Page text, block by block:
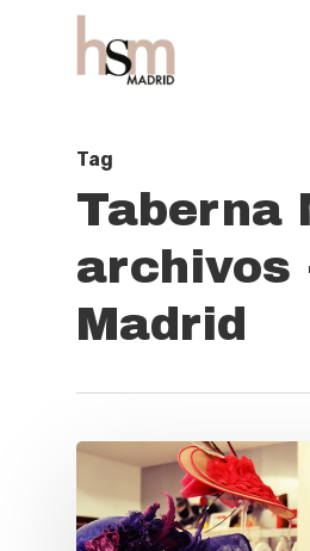
Tag
Taberna
archivos
Madrid